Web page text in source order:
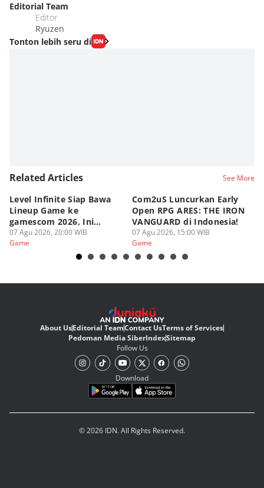
Editorial Team
Editor
Ryuzen
Tonton lebih seru di
Related Articles See More
Level Infinite Siap Bawa
Lineup Game ke
gamescom 2026, Ini
Judulnya!
07 Agu 2026, 20:00 WIB
Game
Com2uS Luncurkan Early
Open RPG ARES: THE IRON
VANGUARD di Indonesia!
07 Agu 2026, 15:00 WIB
Game
About UsEditorial TeamContact UsTerms of Services
Pedoman Media SiberIndexSitemap
Follow Us
Download
© 2026 IDN. All Rights Reserved.